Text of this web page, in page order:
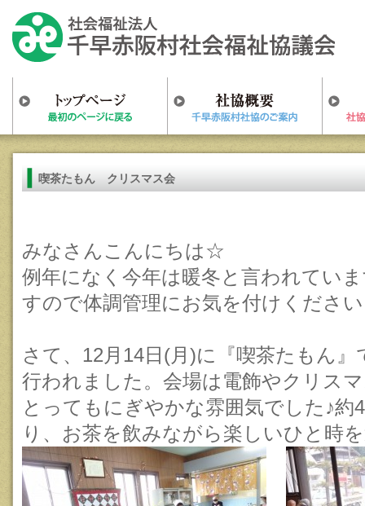
喫茶たもん クリスマス会
みなさんこんにちは☆
例年になく今年は暖冬と言われてい
すので体調管理にお気を付けくださ
さて、12月14日(月)に『喫茶たもん
行われました。会場は電飾やクリス
とってもにぎやかな雰囲気でした♪約
り、お茶を飲みながら楽しいひと時